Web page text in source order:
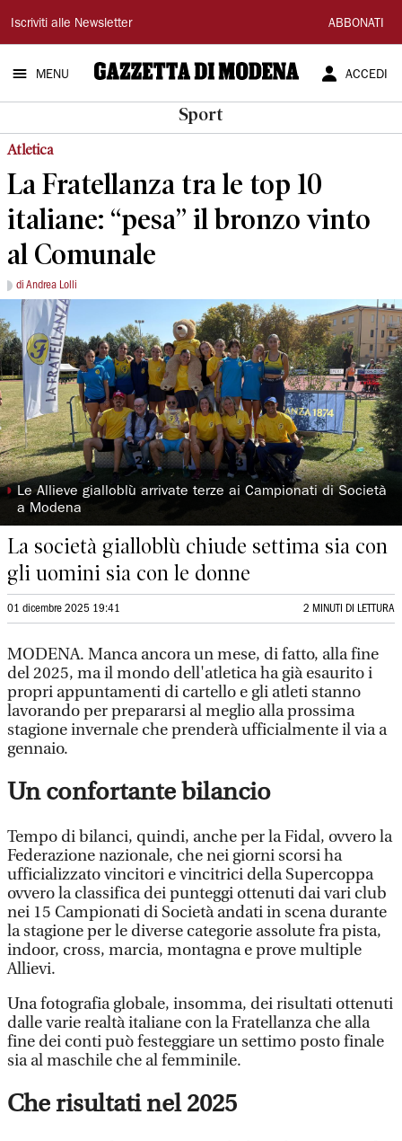
Gazzetta
di
Modena
Iscriviti alle Newsletter ABBONATI
MENU ACCEDI
Sport
Atletica
La Fratellanza tra le top 10
italiane: “pesa” il bronzo vinto
al Comunale
di Andrea Lolli
◗ Le Allieve gialloblù arrivate terze ai Campionati di Società
a Modena
La società gialloblù chiude settima sia con
gli uomini sia con le donne
01 dicembre 2025 19:41 2 MINUTI DI LETTURA
MODENA. Manca ancora un mese, di fatto, alla fine
del 2025, ma il mondo dell'atletica ha già esaurito i
propri appuntamenti di cartello e gli atleti stanno
lavorando per prepararsi al meglio alla prossima
stagione invernale che prenderà ufficialmente il via a
gennaio.
Un confortante bilancio
Tempo di bilanci, quindi, anche per la Fidal, ovvero la
Federazione nazionale, che nei giorni scorsi ha
ufficializzato vincitori e vincitrici della Supercoppa
ovvero la classifica dei punteggi ottenuti dai vari club
nei 15 Campionati di Società andati in scena durante
la stagione per le diverse categorie assolute fra pista,
indoor, cross, marcia, montagna e prove multiple
Allievi.
Una fotografia globale, insomma, dei risultati ottenuti
dalle varie realtà italiane con la Fratellanza che alla
fine dei conti può festeggiare un settimo posto finale
sia al maschile che al femminile.
Che risultati nel 2025